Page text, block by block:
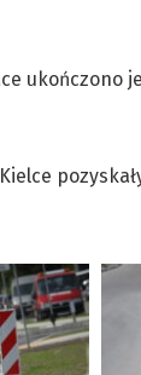
ukończono